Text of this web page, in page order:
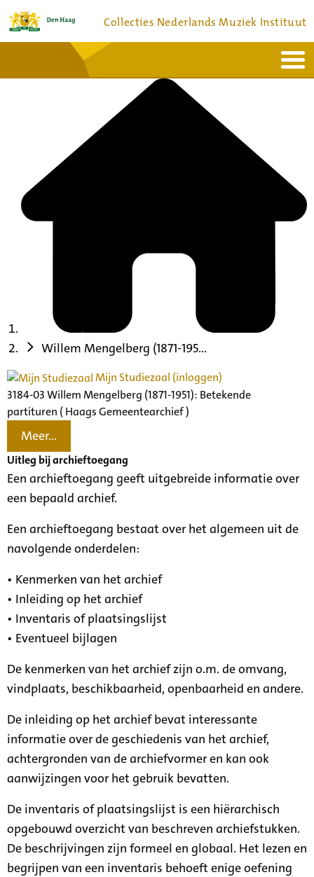
Collecties Nederlands Muziek Instituut
Bronnen en collecties
Willem Mengelberg (1871-195...
Mijn Studiezaal (inloggen)
3184-03 Willem Mengelberg (1871-1951): Betekende
partituren ( Haags Gemeentearchief )
Meer...
Uitleg bij archieftoegang
Een archieftoegang geeft uitgebreide informatie over
een bepaald archief.
Een archieftoegang bestaat over het algemeen uit de
navolgende onderdelen:
• Kenmerken van het archief
• Inleiding op het archief
• Inventaris of plaatsingslijst
• Eventueel bijlagen
De kenmerken van het archief zijn o.m. de omvang,
vindplaats, beschikbaarheid, openbaarheid en andere.
De inleiding op het archief bevat interessante
informatie over de geschiedenis van het archief,
achtergronden van de archiefvormer en kan ook
aanwijzingen voor het gebruik bevatten.
De inventaris of plaatsingslijst is een hiërarchisch
opgebouwd overzicht van beschreven archiefstukken.
De beschrijvingen zijn formeel en globaal. Het lezen en
begrijpen van een inventaris behoeft enige oefening